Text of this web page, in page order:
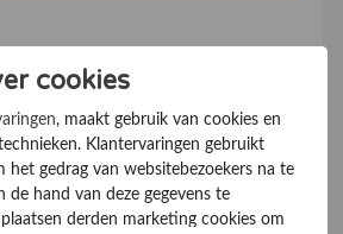
direct in en
bedrijf
cookies
, maakt gebruik van cookies en
Klantervaringen gebruikt
het gedrag van websitebezoekers na te
de hand van deze gegevens te
derden marketing cookies om